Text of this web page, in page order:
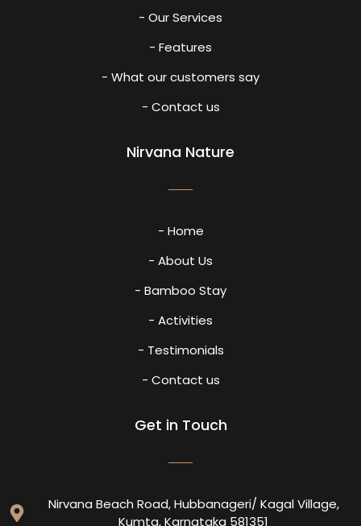
- Our Services
- Features
- What our customers say
- Contact us
Nirvana Nature
- Home
- About Us
- Bamboo Stay
- Activities
- Testimonials
- Contact us
Get in Touch
Nirvana Beach Road, Hubbanageri/ Kagal Village,
Kumta, Karnataka 581351